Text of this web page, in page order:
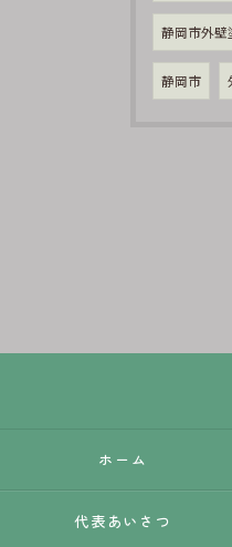
静岡市外壁
静岡市
ホーム
代表あいさつ